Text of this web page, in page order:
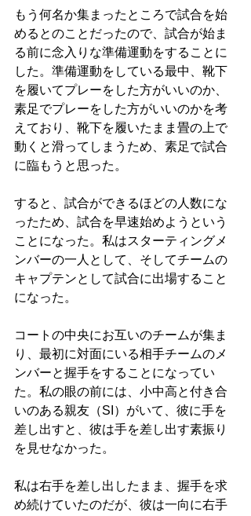
もう何名か集まったところで試合を始
めるとのことだったので、試合が始ま
る前に念入りな準備運動をすることに
した。準備運動をしている最中、靴下
を履いてプレーをした方がいいのか、
素足でプレーをした方がいいのかを考
えており、靴下を履いたまま畳の上で
動くと滑ってしまうため、素足で試合
に臨もうと思った。
すると、試合ができるほどの人数にな
ったため、試合を早速始めようという
ことになった。私はスターティングメ
ンバーの一人として、そしてチームの
キャプテンとして試合に出場すること
になった。
コートの中央にお互いのチームが集ま
り、最初に対面にいる相手チームのメ
ンバーと握手をすることになってい
た。私の眼の前には、小中高と付き合
いのある親友（SI）がいて、彼に手を
差し出すと、彼は手を差し出す素振り
を見せなかった。
私は右手を差し出したまま、握手を求
め続けていたのだが、彼は一向に右手